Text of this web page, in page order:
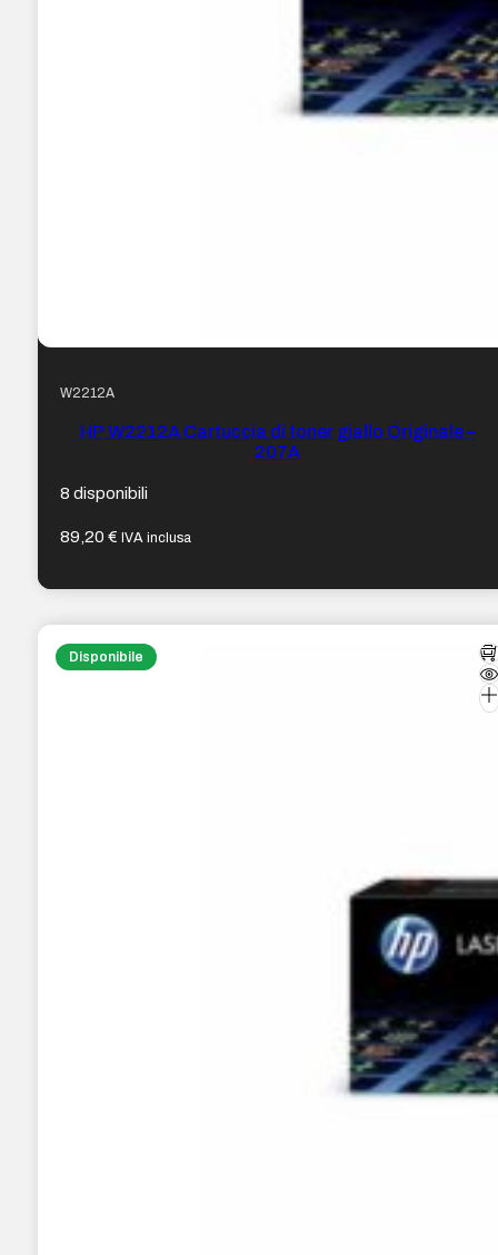
W2212A
HP W2212A Cartuccia di toner giallo Originale –
207A
8 disponibili
89,20€ IVA inclusa
Disponibile